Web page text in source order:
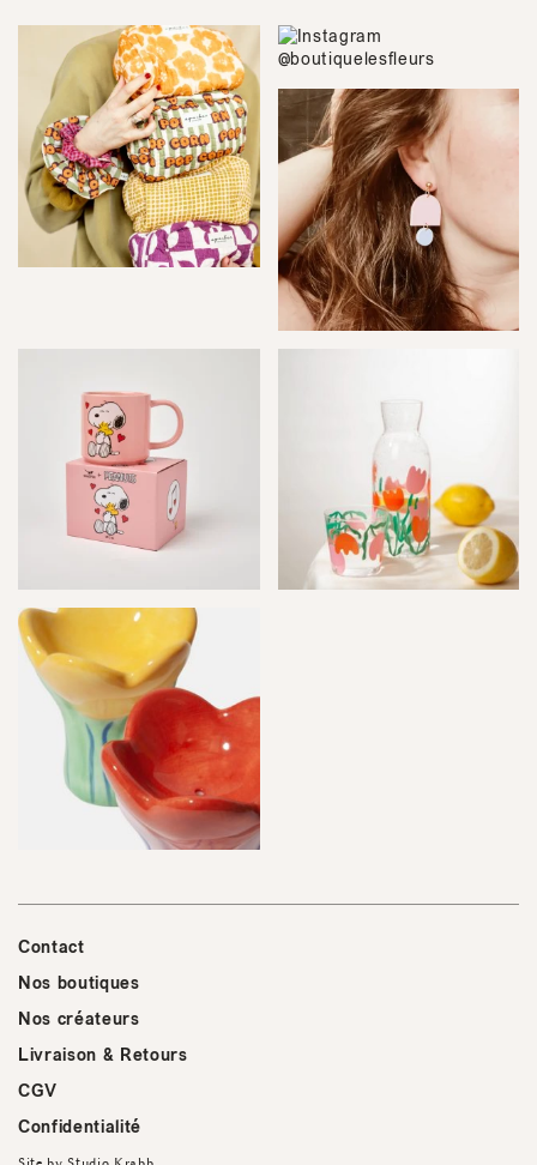
Contact
Nos boutiques
Nos créateurs
Livraison & Retours
CGV
Confidentialité